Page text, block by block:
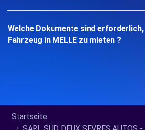
Welche Dokumente sind erforderlich,
Fahrzeug in MELLE zu mieten ?
Startseite